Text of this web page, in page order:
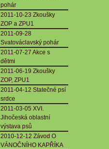
pohár
2011-10-23 Zkoušky
ZOP a ZPU1
2011-09-28
Svatováclavský pohár
2011-07-27 Akce s
dětmi
2011-06-19 Zkoušky
ZOP, ZPU1
2011-04-12 Statečné psí
srdce
2011-03-05 XVI.
Jihočeská oblastní
výstava psů
2010-12-12 Závod O
VÁNOČNÍHO KAPŘÍKA